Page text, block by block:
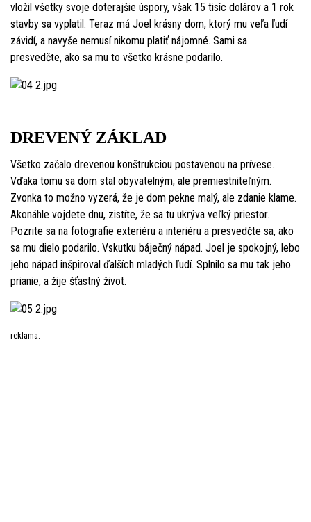
vložil všetky svoje doterajšie úspory, však 15 tisíc dolárov a 1 rok
stavby sa vyplatil. Teraz má Joel krásny dom, ktorý mu veľa ľudí
závidí, a navyše nemusí nikomu platiť nájomné. Sami sa
presvedčte, ako sa mu to všetko krásne podarilo.
DREVENÝ ZÁKLAD
Všetko začalo drevenou konštrukciou postavenou na prívese.
Vďaka tomu sa dom stal obyvatelným, ale premiestniteľným.
Zvonka to možno vyzerá, že je dom pekne malý, ale zdanie klame.
Akonáhle vojdete dnu, zistíte, že sa tu ukrýva veľký priestor.
Pozrite sa na fotografie exteriéru a interiéru a presvedčte sa, ako
sa mu dielo podarilo. Vskutku báječný nápad. Joel je spokojný, lebo
jeho nápad inšpiroval ďalších mladých ľudí. Splnilo sa mu tak jeho
prianie, a žije šťastný život.
reklama: